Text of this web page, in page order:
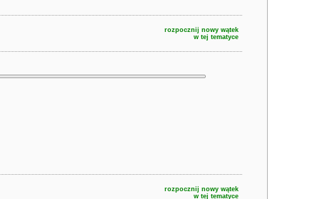
rozpocznij nowy wątek
w tej tematyce
rozpocznij nowy wątek
w tej tematyce